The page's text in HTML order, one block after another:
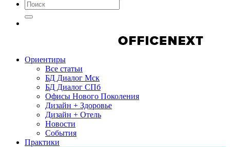
Ориентиры
Все статьи
БД Диалог Мск
БД Диалог СПб
Офисы Нового Поколения
Дизайн + Здоровье
Дизайн + Отель
Новости
События
Практики